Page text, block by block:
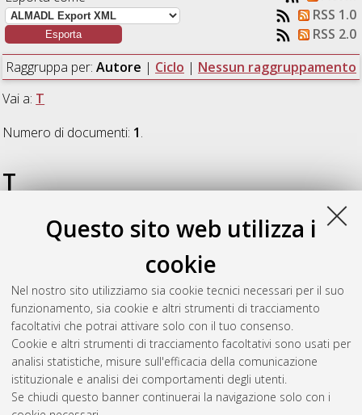
Questo sito web utilizza i
cookie
Nel nostro sito utilizziamo sia cookie tecnici necessari per il suo
funzionamento, sia cookie e altri strumenti di tracciamento
facoltativi che potrai attivare solo con il tuo consenso.
Cookie e altri strumenti di tracciamento facoltativi sono usati per
analisi statistiche, misure sull'efficacia della comunicazione
istituzionale e analisi dei comportamenti degli utenti.
Se chiudi questo banner continuerai la navigazione solo con i
RSS 1.0
RSS 2.0
Raggruppa per: Autore | Ciclo | Nessun raggruppamento
Vai a: T
Numero di documenti: 1.
T
Taddia, Sara(2015)Effect of Laser Shock Peening on Fatigue
Crack Propagation of Aeronautical Structures, [Dissertation
thesis], Alma Mater Studiorum Università di Bologna.
Meccanica e scienze avanzate
dell'ingegneria, 27 Ciclo. DOI
10.6092/unibo/amsdottorato/7130.
Questa lista e' stata generata ilSat Aug 8 20:31:52 2026